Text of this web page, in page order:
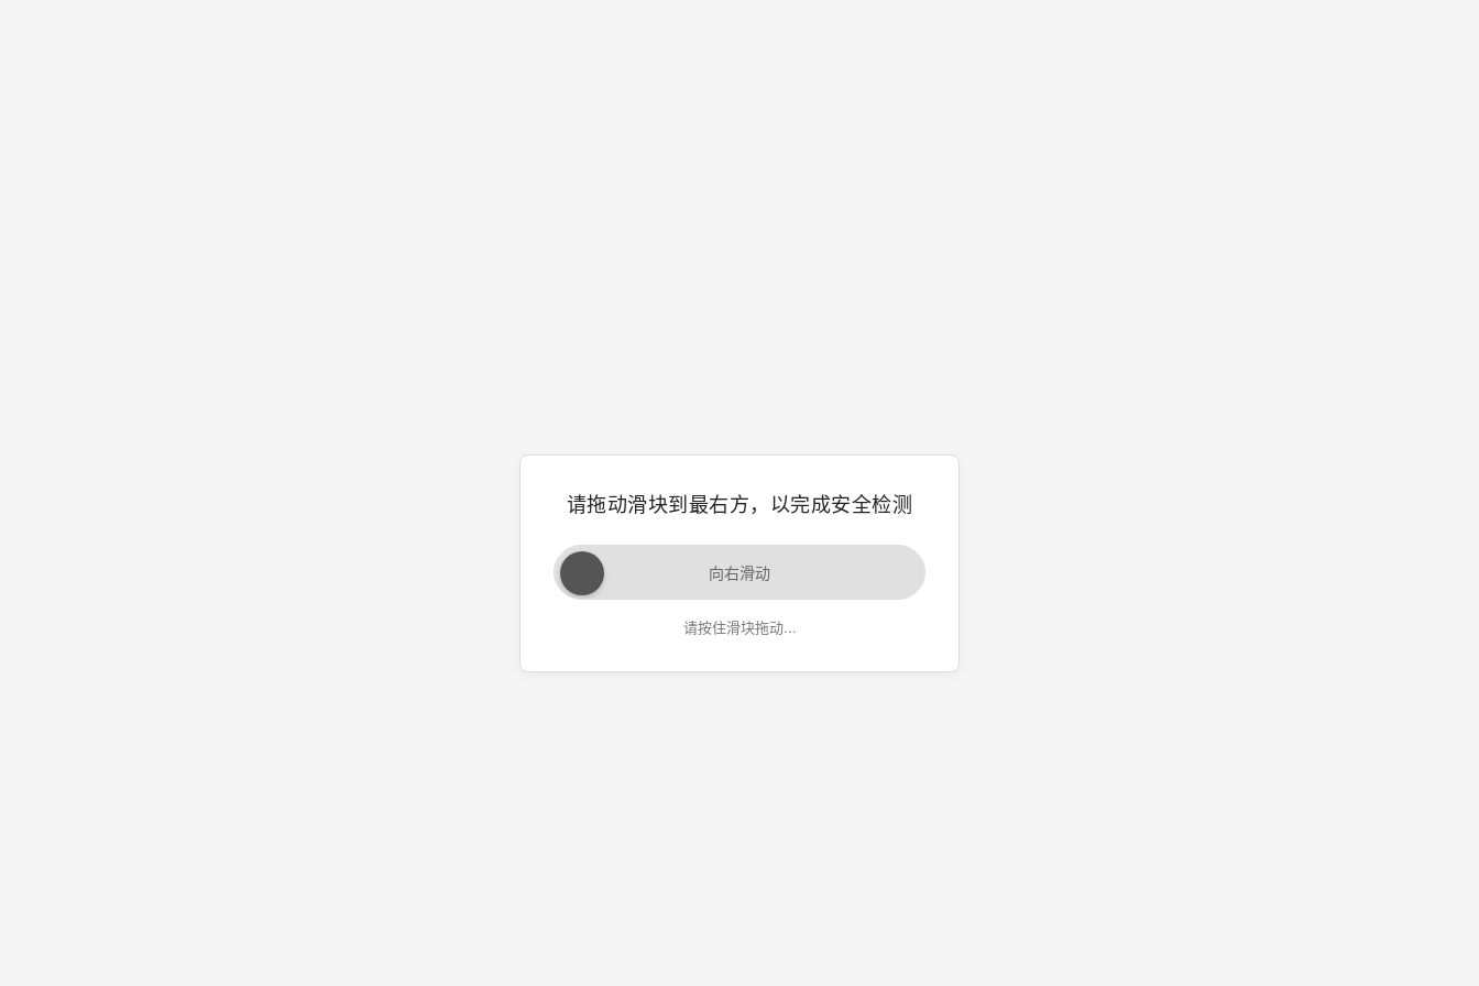
请拖动滑块到最右方，以完成安全检测
向右滑动
请按住滑块拖动...